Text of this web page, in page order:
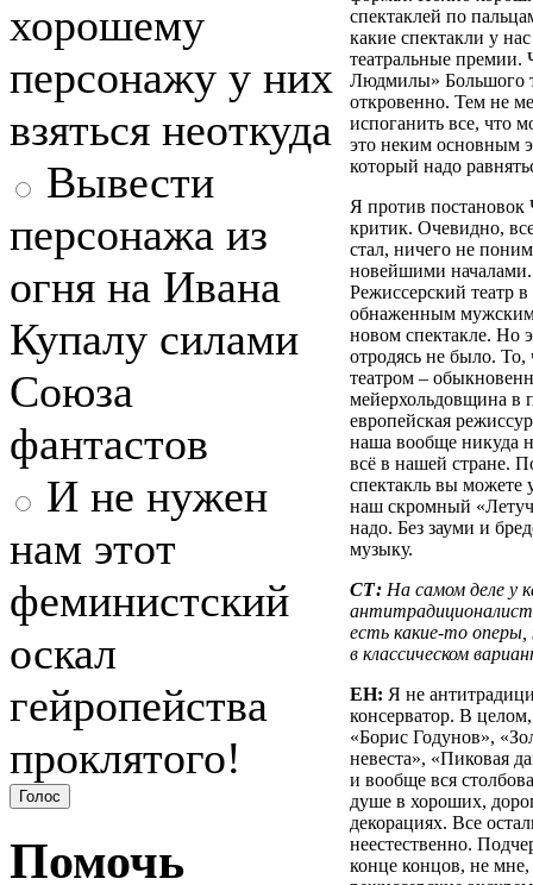
хорошему
персонажу у них
взяться неоткуда
Вывести
персонажа из
огня на Ивана
Купалу силами
Союза
фантастов
И не нужен
нам этот
феминистский
оскал
гейропейства
проклятого!
Помочь
спектаклей по
какие спектакли у
театральные премии.
Людмилы» Большого
откровенно. Тем не
испоганить все, что
это неким основным
который надо
Я против постановок
критик. Очевидно,
стал, ничего не
новейшими
Режиссерский театр
обнаженным мужским
новом спектакле. Но
отродясь не было. То,
театром –
мейерхольдовщина в
европейская
наша вообще никуда
всё в нашей стране.
спектакль вы можете
наш скромный
надо. Без зауми и
музыку.
СТ: На самом деле у
есть какие-то
в классическом
ЕН: Я не
консерватор. В
«Борис Годунов»,
невеста», «Пиковая
и вообще вся
душе в хороших,
декорациях. Все
неестественно.
конце концов, не мне,